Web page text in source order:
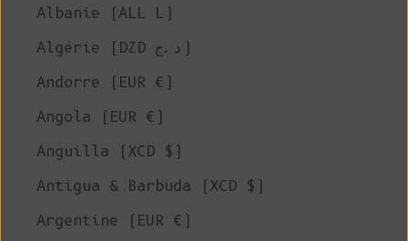
Albanie (ALL L)
Algérie (DZD د.ج)
Andorre (EUR €)
Angola (EUR €)
Anguilla (XCD $)
Antigua & Barbuda (XCD $)
Argentine (EUR €)